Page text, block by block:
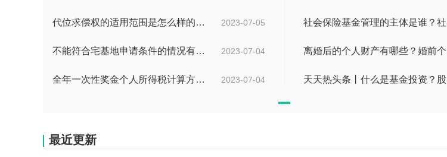
2023-07-05
代位求偿权的适用范围是怎么样的?代位求偿权的行使条件是什么？-独家
2023-07-04
不能符合宅基地申请条件的情况有哪些？申请宅基地需要哪些材料？
2023-07-04
全年一次性奖金个人所得税计算方法是什么？个税专项附加扣除如何界定？
最近更新